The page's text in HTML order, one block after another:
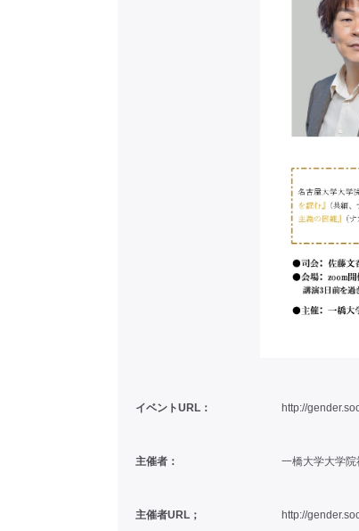
イベントURL： http://
主催者： 一橋大学大学
主催者URL； http://